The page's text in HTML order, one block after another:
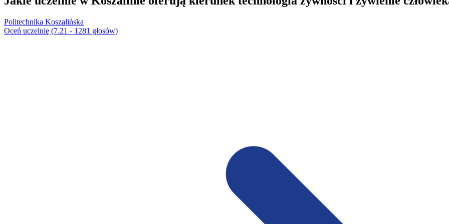
Politechnika Koszalińska
Oceń uczelnię (7.21 - 1281 głosów)